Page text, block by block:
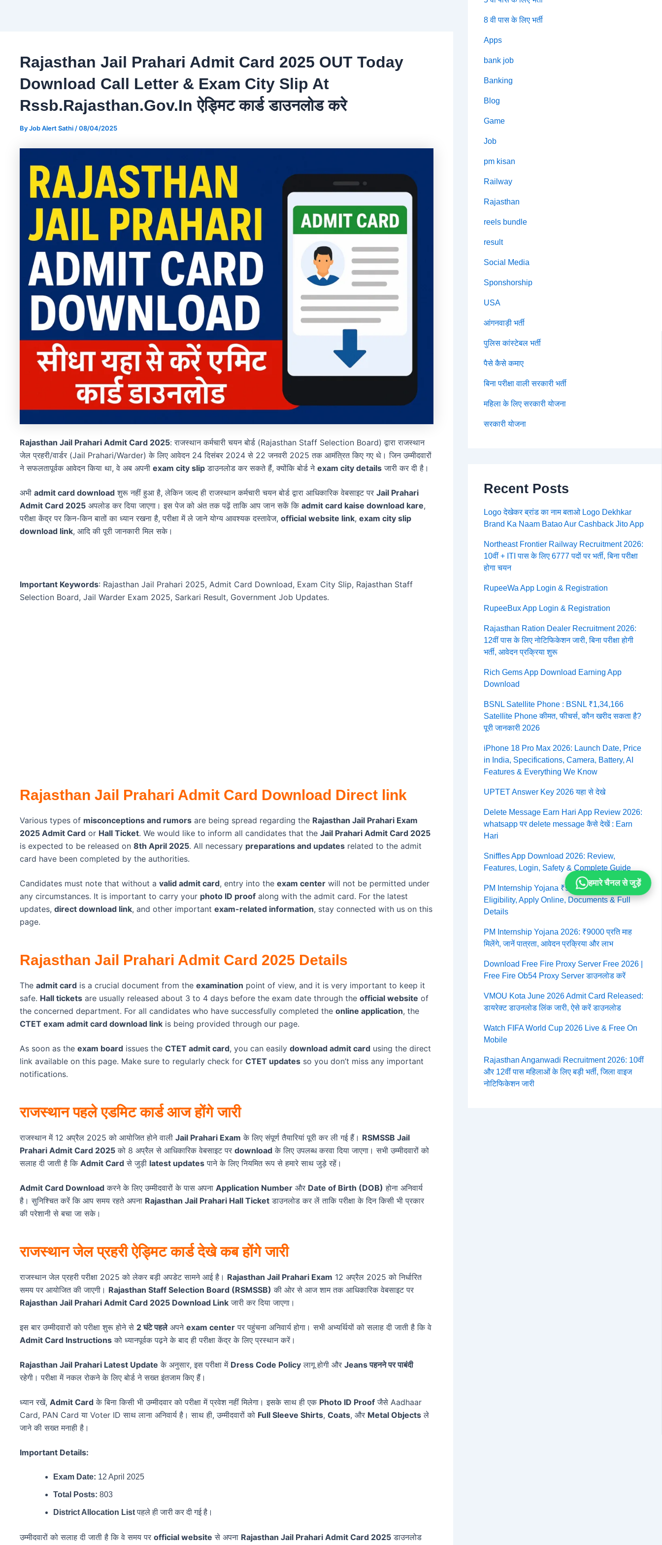
Rajasthan Jail Prahari Admit Card 2025 OUT Today
Download Call Letter & Exam City Slip At
Rssb.rajasthan.gov.in ऐड्मिट कार्ड डाउनलोड करे
ByJob Alert Sathi /08/04/2025
Rajasthan Jail Prahari Admit Card 2025: राजस्थान कर्मचारी चयन बोर्ड (Rajasthan Staff Selection Board) द्वारा राजस्थान
जेल प्रहरी/वार्डर (Jail Prahari/Warder) के लिए आवेदन 24 दिसंबर 2024 से 22 जनवरी 2025 तक आमंत्रित किए गए थे। जिन उम्मीदवारों
ने सफलतापूर्वक आवेदन किया था, वे अब अपनी exam city slip डाउनलोड कर सकते हैं, क्योंकि बोर्ड ने exam city details जारी कर दी है।
अभी admit card download शुरू नहीं हुआ है, लेकिन जल्द ही राजस्थान कर्मचारी चयन बोर्ड द्वारा आधिकारिक वेबसाइट पर Jail Prahari
Admit Card 2025 अपलोड कर दिया जाएगा। इस पेज को अंत तक पढ़ें ताकि आप जान सकें कि admit card kaise download kare,
परीक्षा केंद्र पर किन-किन बातों का ध्यान रखना है, परीक्षा में ले जाने योग्य आवश्यक दस्तावेज, official website link, exam city slip
download link, आदि की पूरी जानकारी मिल सके।
Important Keywords: Rajasthan Jail Prahari 2025, Admit Card Download, Exam City Slip, Rajasthan Staff
Selection Board, Jail Warder Exam 2025, Sarkari Result, Government Job Updates.
Rajasthan Jail Prahari Admit Card Download Direct link
Various types of misconceptions and rumors are being spread regarding the Rajasthan Jail Prahari Exam
2025 Admit Card or Hall Ticket. We would like to inform all candidates that the Jail Prahari Admit Card 2025
is expected to be released on 8th April 2025. All necessary preparations and updates related to the admit
card have been completed by the authorities.
Candidates must note that without a valid admit card, entry into the exam center will not be permitted under
any circumstances. It is important to carry your photo ID proof along with the admit card. For the latest
updates, direct download link, and other important exam-related information, stay connected with us on this
page.
Rajasthan Jail Prahari Admit Card 2025 Details
The admit card is a crucial document from the examination point of view, and it is very important to keep it
safe. Hall tickets are usually released about 3 to 4 days before the exam date through the official website of
the concerned department. For all candidates who have successfully completed the online application, the
CTET exam admit card download link is being provided through our page.
As soon as the exam board issues the CTET admit card, you can easily download admit card using the direct
link available on this page. Make sure to regularly check for CTET updates so you don’t miss any important
notifications.
राजस्थान पहले एडमिट कार्ड आज होंगे जारी
राजस्थान में 12 अप्रैल 2025 को आयोजित होने वाली Jail Prahari Exam के लिए संपूर्ण तैयारियां पूरी कर ली गई हैं। RSMSSB Jail
Prahari Admit Card 2025 को 8 अप्रैल से आधिकारिक वेबसाइट पर download के लिए उपलब्ध करवा दिया जाएगा। सभी उम्मीदवारों को
सलाह दी जाती है कि Admit Card से जुड़ी latest updates पाने के लिए नियमित रूप से हमारे साथ जुड़े रहें।
Admit Card Download करने के लिए उम्मीदवारों के पास अपना Application Number और Date of Birth (DOB) होना अनिवार्य
है। सुनिश्चित करें कि आप समय रहते अपना Rajasthan Jail Prahari Hall Ticket डाउनलोड कर लें ताकि परीक्षा के दिन किसी भी प्रकार
की परेशानी से बचा जा सके।
राजस्थान जेल प्रहरी ऐड्मिट कार्ड देखे कब होंगे जारी
राजस्थान जेल प्रहरी परीक्षा 2025 को लेकर बड़ी अपडेट सामने आई है। Rajasthan Jail Prahari Exam 12 अप्रैल 2025 को निर्धारित
समय पर आयोजित की जाएगी। Rajasthan Staff Selection Board (RSMSSB) की ओर से आज शाम तक आधिकारिक वेबसाइट पर
Rajasthan Jail Prahari Admit Card 2025 Download Link जारी कर दिया जाएगा।
इस बार उम्मीदवारों को परीक्षा शुरू होने से 2 घंटे पहलेअपने exam center पर पहुंचना अनिवार्य होगा। सभी अभ्यर्थियों को सलाह दी जाती है कि वे
Admit Card Instructions को ध्यानपूर्वक पढ़ने के बाद ही परीक्षा केंद्र के लिए प्रस्थान करें।
Rajasthan Jail Prahari Latest Update के अनुसार, इस परीक्षा में Dress Code Policy लागू होगी और Jeans पहनने पर पाबंदी
रहेगी। परीक्षा में नकल रोकने के लिए बोर्ड ने सख्त इंतजाम किए हैं।
ध्यान रखें, Admit Card के बिना किसी भी उम्मीदवार को परीक्षा में प्रवेश नहीं मिलेगा। इसके साथ ही एक Photo ID Proof जैसे Aadhaar
Card, PAN Card या Voter ID साथ लाना अनिवार्य है। साथ ही, उम्मीदवारों को Full Sleeve Shirts, Coats, और Metal Objects ले
जाने की सख्त मनाही है।
Important Details:
Exam Date: 12 April 2025
Total Posts: 803
District Allocation Listपहले ही जारी कर दी गई है।
उम्मीदवारों को सलाह दी जाती है कि वे समय पर official website से अपना Rajasthan Jail Prahari Admit Card 2025 डाउनलोड
8 वी पास के लिए भर्ती
Apps
bank job
Banking
Blog
Game
Job
pm kisan
Railway
Rajasthan
reels bundle
result
Social Media
Sponshorship
USA
आंगनवाड़ी भर्ती
पुलिस कांस्टेबल भर्ती
पैसे कैसे कमाए
बिना परीक्षा वाली सरकारी भर्ती
महिला के लिए सरकारी योजना
सरकारी योजना
Recent Posts
Logo देखेकर ब्रांड का नाम बताओ Logo Dekhkar
Brand Ka Naam Batao Aur Cashback Jito App
Northeast Frontier Railway Recruitment 2026:
10वीं + ITI पास के लिए 6777 पदों पर भर्ती, बिना परीक्षा
होगा चयन
RupeeWa App Login & Registration
RupeeBux App Login & Registration
Rajasthan Ration Dealer Recruitment 2026:
12वीं पास के लिए नोटिफिकेशन जारी, बिना परीक्षा होगी
भर्ती, आवेदन प्रक्रिया शुरू
Rich Gems App Download Earning App
Download
BSNL Satellite Phone : BSNL ₹1,34,166
Satellite Phone कीमत, फीचर्स, कौन खरीद सकता है?
पूरी जानकारी 2026
iPhone 18 Pro Max 2026: Launch Date, Price
in India, Specifications, Camera, Battery, AI
Features & Everything We Know
UPTET Answer Key 2026 यहा से देखे
Delete Message Earn Hari App Review 2026:
whatsapp पर delete message कैसे देखें : Earn
Hari
Sniffles App Download 2026: Review,
Features, Login, Safety & Complete Guide
PM Internship Yojana ₹9000 Per Month 2026:
Eligibility, Apply Online, Documents & Full
Details
PM Internship Yojana 2026: ₹9000 प्रति माह
मिलेंगे, जानें पात्रता, आवेदन प्रक्रिया और लाभ
Download Free Fire Proxy Server Free 2026 |
Free Fire Ob54 Proxy Server डाउनलोड करें
VMOU Kota June 2026 Admit Card Released:
डायरेक्ट डाउनलोड लिंक जारी, ऐसे करें डाउनलोड
Watch FIFA World Cup 2026 Live & Free On
Mobile
Rajasthan Anganwadi Recruitment 2026: 10वीं
और 12वीं पास महिलाओं के लिए बड़ी भर्ती, जिला वाइज
नोटिफिकेशन जारी
हमारे चैनल से जुड़ें